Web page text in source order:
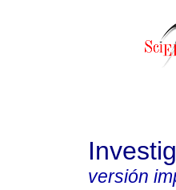
versión